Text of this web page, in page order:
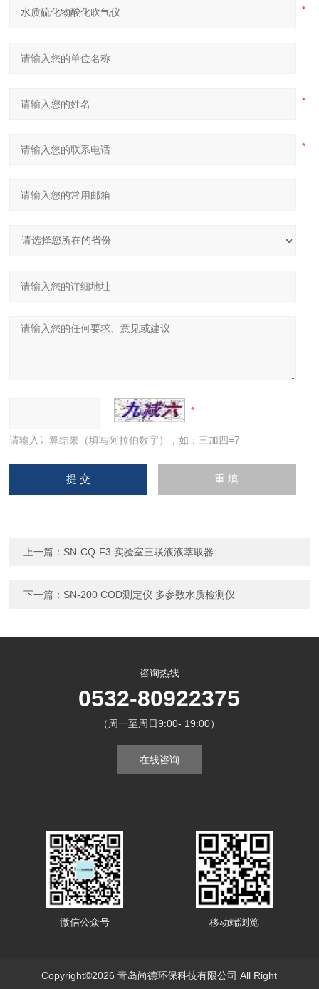
请输入计算结果（填写阿拉伯数字），如：三加四=7
上一篇： SN-CQ-F3 实验室三联液液萃取器
下一篇： SN-200 COD测定仪 多参数水质检测仪
咨询热线
0532-80922375
（周一至周日9:00- 19:00）
在线咨询
微信公众号 移动端浏览
Copyright©2026 青岛尚德环保科技有限公司 All Right